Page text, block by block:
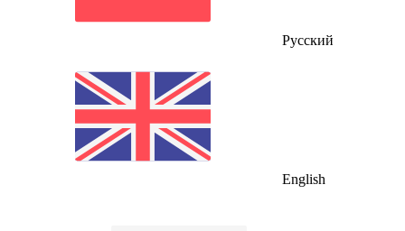
Русский
English